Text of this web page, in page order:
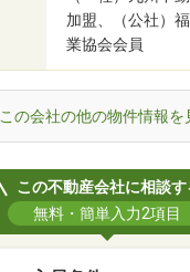
加盟、（公社）
業協会会員
この会社の他の物件情報を
この不動産会社に相談す
無料・簡単入力2項目